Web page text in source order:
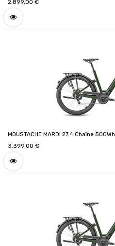
2.899,00 €
MOUSTACHE MARDI 27.4 Chaîne 500Wh
3.399,00 €